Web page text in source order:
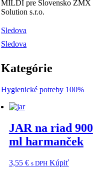
JAR na riad 900
ml harmanček
3,55 € s DPH Kúpiť
MILDI pre Slovensko ZMX
Solution s.r.o.
Sledova
Sledova
Kategórie
Hygienické potreby 100%